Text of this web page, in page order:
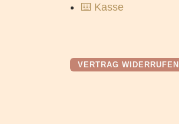
⌨️ Kasse
VERTRAG WIDERRUFEN